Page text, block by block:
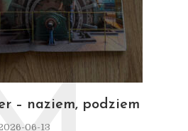
– naziem, podziem
06-13